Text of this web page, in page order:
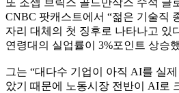
CNBC 팟캐스트에서 “젊은 기술직
자리 대체의 첫 징후로 나타나고 있
연령대의 실업률이 3%포인트 상승
그는 “대다수 기업이 아직 AI를 실
았기 때문에 노동시장 전반이 AI로